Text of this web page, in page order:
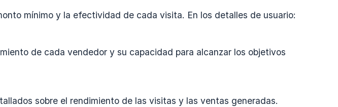
mínimo y la efectividad de cada visita. En los detalles de usuario:
de cada vendedor y su capacidad para alcanzar los objetivos
sobre el rendimiento de las visitas y las ventas generadas.